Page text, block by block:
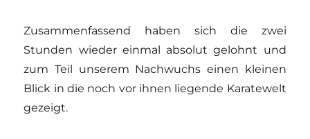
Zusammenfassend haben sich die zwei
Stunden wieder einmal absolut gelohnt und
zum Teil unserem Nachwuchs einen kleinen
Blick in die noch vor ihnen liegende Karatewelt
gezeigt.